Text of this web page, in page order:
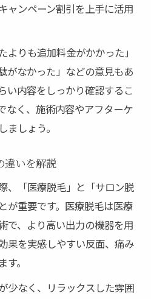
ャンペーン割引を上手に活用
りも追加料金がかかった」
がなかった」などの意見もあ
い内容をしっかり確認するこ
なく、施術内容やアフターケ
しょう。
違いを解説
、「医療脱毛」と「サロン脱
が重要です。医療脱毛は医療
で、より高い出力の機器を用
果を実感しやすい反面、痛み
。
少なく、リラックスした雰囲